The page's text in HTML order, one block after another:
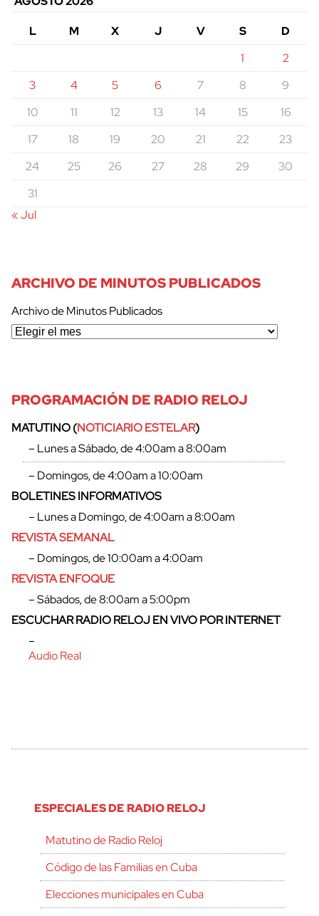
L
M X J V S
D
1
2
3
4 5 6 7 8
9
10
11 12 13 14 15
16
17
18 19 20 21 22
23
24
25 26 27 28 29
30
31
« Jul
ARCHIVO DE MINUTOS PUBLICADOS
Archivo de Minutos Publicados
PROGRAMACIÓN DE RADIO RELOJ
MATUTINO (NOTICIARIO ESTELAR)
– Lunes a Sábado, de 4:00am a 8:00am
– Domingos, de 4:00am a 10:00am
BOLETINES INFORMATIVOS
– Lunes a Domingo, de 4:00am a 8:00am
REVISTA SEMANAL
– Domingos, de 10:00am a 4:00am
REVISTA ENFOQUE
– Sábados, de 8:00am a 5:00pm
ESCUCHAR RADIO RELOJ EN VIVO POR INTERNET
–
Audio Real
ESPECIALES DE RADIO RELOJ
Matutino de Radio Reloj
Código de las Familias en Cuba
Elecciones municipales en Cuba